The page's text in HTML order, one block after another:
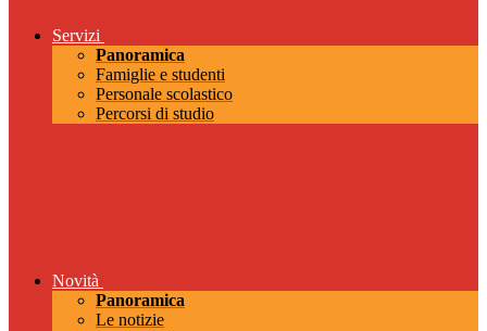
Servizi
Panoramica
Famiglie e studenti
Personale scolastico
Percorsi di studio
Novità
Panoramica
Le notizie